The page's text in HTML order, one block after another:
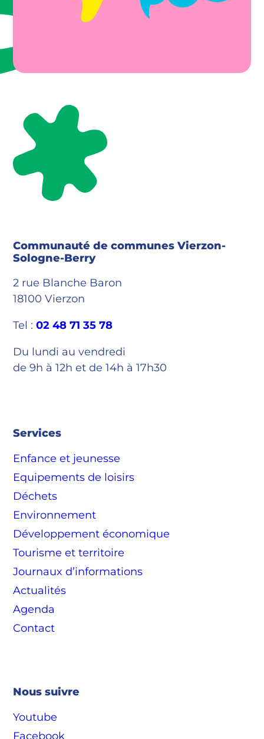
Communauté de communes Vierzon-
Sologne-Berry
2 rue Blanche Baron
18100 Vierzon
Tel :02 48 71 35 78
Du lundi au vendredi
de 9h à 12h et de 14h à 17h30
Services
Enfance et jeunesse
Equipements de loisirs
Déchets
Environnement
Développement économique
Tourisme et territoire
Journaux d’informations
Actualités
Agenda
Contact
Nous suivre
Youtube
Facebook